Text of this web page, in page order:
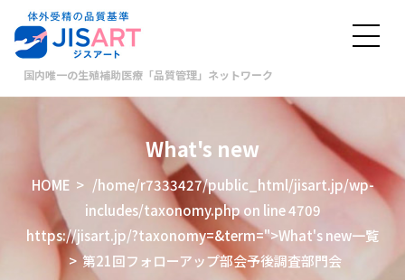
国内唯一の生殖補助医療「品質管理」ネットワーク
What's new
HOME > /home/r7333427/public_html/jisart.jp/wp-
includes/taxonomy.php on line4709
https://jisart.jp/?taxonomy=&term=">What's new一覧
> 第21回フォローアップ部会予後調査部門会